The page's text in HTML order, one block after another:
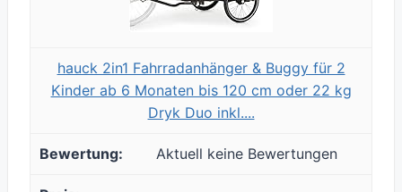
hauck 2in1 Fahrradanhänger & Buggy für 2
Kinder ab 6 Monaten bis 120 cm oder 22 kg
Dryk Duo inkl....
Aktuell keine Bewertungen